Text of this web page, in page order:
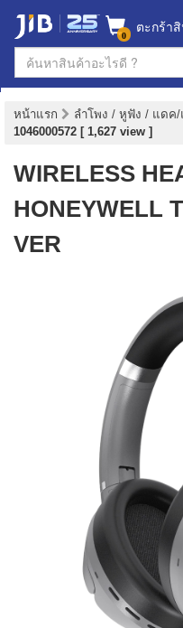
0 ตะกร้า
หน้าแรก ลำโพง / หูฟัง / แดค
1046000572 [ 1,627 view ]
WIRELESS
HONEYWELL
VER